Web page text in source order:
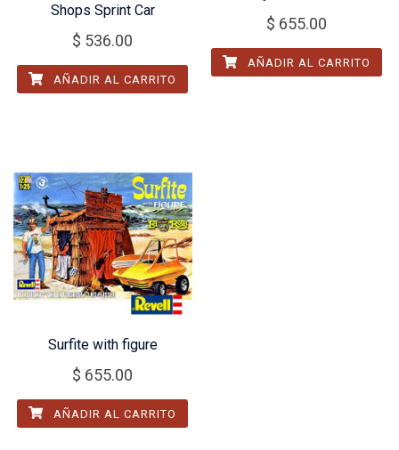
Shops Sprint Car
$ 536.00
AÑADIR AL CARRITO
$ 655.00
AÑADIR AL CARRITO
Surfite with figure
$ 655.00
AÑADIR AL CARRITO